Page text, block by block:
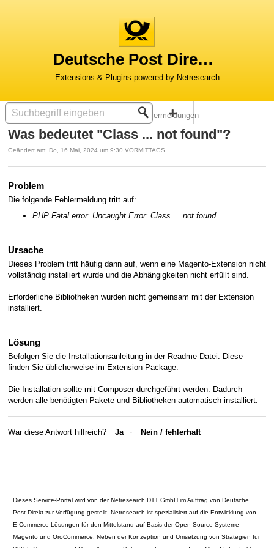
Deutsche Post Direkt für Magento & Shopware
Lösungsstartseite Magento® Fehlermeldungen
Was bedeutet "Class ... not found"?
Geändert am: Do, 16 Mai, 2024 um 9:30 VORMITTAGS
Problem
Die folgende Fehlermeldung tritt auf:
PHP Fatal error: Uncaught Error: Class ... not found
Ursache
Dieses Problem tritt häufig dann auf, wenn eine Magento-Extension nicht
vollständig installiert wurde und die Abhängigkeiten nicht erfüllt sind.
Erforderliche Bibliotheken wurden nicht gemeinsam mit der Extension
installiert.
Lösung
Befolgen Sie die Installationsanleitung in der Readme-Datei. Diese
finden Sie üblicherweise im Extension-Package.
Die Installation sollte mit Composer durchgeführt werden. Dadurch
werden alle benötigten Pakete und Bibliotheken automatisch installiert.
War diese Antwort hilfreich? Ja Nein
Dieses Service-Portal wird von der Netresearch DTT GmbH im Auftrag von Deutsche
Post Direkt zur Verfügung gestellt. Netresearch ist spezialisiert auf die Entwicklung von
E-Commerce-Lösungen für den Mittelstand auf Basis der Open-Source-Systeme
Magento und OroCommerce. Neben der Konzeption und Umsetzung von Strategien für